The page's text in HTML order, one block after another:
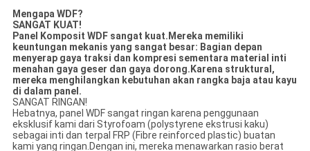
Mengapa WDF?
SANGAT KUAT!
Panel Komposit WDF sangat kuat.Mereka memiliki
keuntungan mekanis yang sangat besar: Bagian depan
menyerap gaya traksi dan kompresi sementara material inti
menahan gaya geser dan gaya dorong.Karena struktural,
mereka menghilangkan kebutuhan akan rangka baja atau kayu
di dalam panel.
SANGAT RINGAN!
Hebatnya, panel WDF sangat ringan karena penggunaan
eksklusif kami dari Styrofoam (polystyrene ekstrusi kaku)
sebagai inti dan terpal FRP (Fibre reinforced plastic) buatan
kami yang ringan.Dengan ini, mereka menawarkan rasio berat